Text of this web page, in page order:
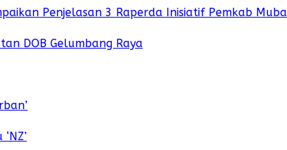
Penjelasan 3 Raperda Inisiatif Pemkab Muba
DOB Gelumbang Raya